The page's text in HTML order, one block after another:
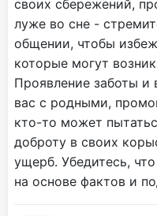
своих сбережений,
луже во сне -
общении, чтобы
которые могут
Проявление заботы и
вас с родными,
кто-то может
доброту в своих
ущерб. Убедитесь,
на основе фактов и